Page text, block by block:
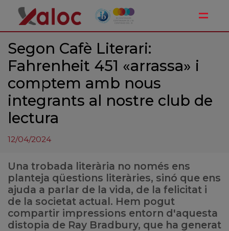
Segon Cafè Literari:
Fahrenheit 451 «arrassa» i
comptem amb nous
integrants al nostre club de
lectura
12/04/2024
Una trobada literària no només ens
planteja qüestions literàries, sinó que ens
ajuda a parlar de la vida, de la felicitat i
de la societat actual. Hem pogut
compartir impressions entorn d'aquesta
distopia de Ray Bradbury, que ha generat